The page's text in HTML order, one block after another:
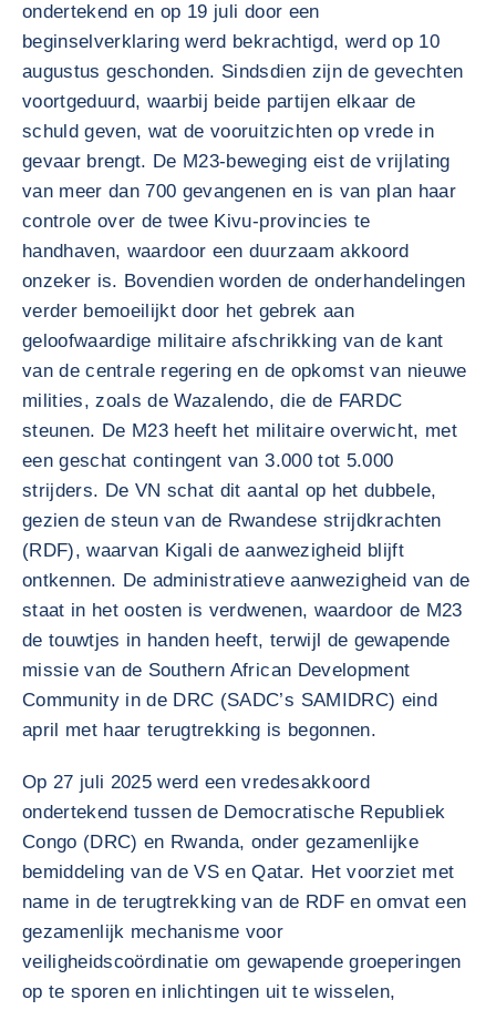
ondertekend en op 19 juli door een
beginselverklaring werd bekrachtigd, werd op 10
augustus geschonden. Sindsdien zijn de gevechten
voortgeduurd, waarbij beide partijen elkaar de
schuld geven, wat de vooruitzichten op vrede in
gevaar brengt. De M23-beweging eist de vrijlating
van meer dan 700 gevangenen en is van plan haar
controle over de twee Kivu-provincies te
handhaven, waardoor een duurzaam akkoord
onzeker is. Bovendien worden de onderhandelingen
verder bemoeilijkt door het gebrek aan
geloofwaardige militaire afschrikking van de kant
van de centrale regering en de opkomst van nieuwe
milities, zoals de Wazalendo, die de FARDC
steunen. De M23 heeft het militaire overwicht, met
een geschat contingent van 3.000 tot 5.000
strijders. De VN schat dit aantal op het dubbele,
gezien de steun van de Rwandese strijdkrachten
(RDF), waarvan Kigali de aanwezigheid blijft
ontkennen. De administratieve aanwezigheid van de
staat in het oosten is verdwenen, waardoor de M23
de touwtjes in handen heeft, terwijl de gewapende
missie van de Southern African Development
Community in de DRC (SADC’s SAMIDRC) eind
april met haar terugtrekking is begonnen.
Op 27 juli 2025 werd een vredesakkoord
ondertekend tussen de Democratische Republiek
Congo (DRC) en Rwanda, onder gezamenlijke
bemiddeling van de VS en Qatar. Het voorziet met
name in de terugtrekking van de RDF en omvat een
gezamenlijk mechanisme voor
veiligheidscoördinatie om gewapende groeperingen
op te sporen en inlichtingen uit te wisselen,